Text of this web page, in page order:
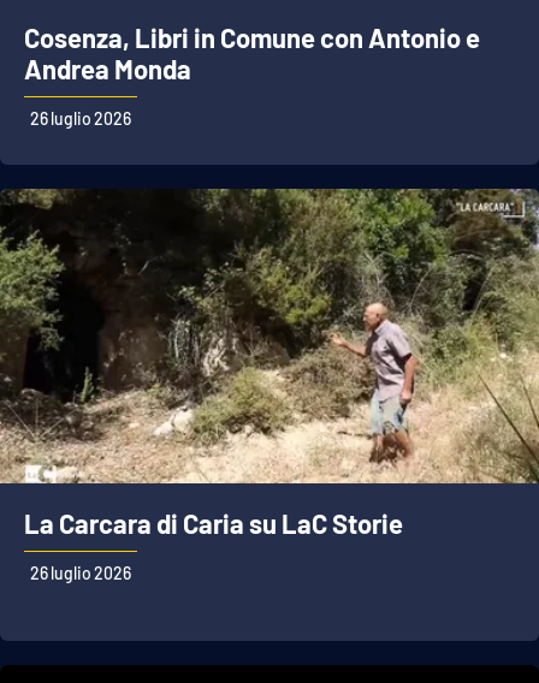
Cosenza, Libri in Comune con Antonio e
Andrea Monda
26 luglio 2026
La Carcara di Caria su LaC Storie
26 luglio 2026